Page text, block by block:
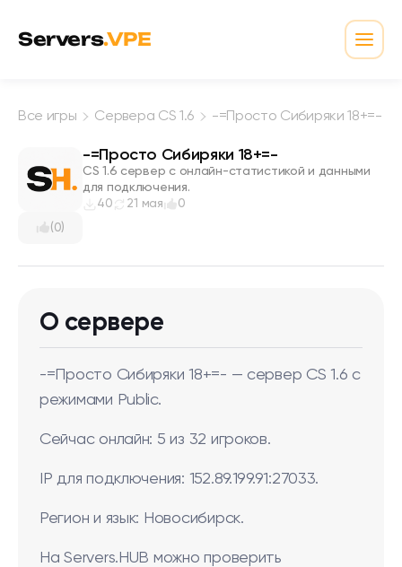
Servers.VPE
Все игры Сервера CS 1.6 -=Просто Сибиряки 18+=-
(0)
-=Просто Сибиряки 18+=-
CS 1.6 сервер с онлайн-статистикой и данными
для подключения.
40
21 мая 0
О сервере
-=Просто Сибиряки 18+=- — сервер CS 1.6 с
режимами Public.
Сейчас онлайн: 5 из 32 игроков.
IP для подключения: 152.89.199.91:27033.
Регион и язык: Новосибирск.
На Servers.HUB можно проверить